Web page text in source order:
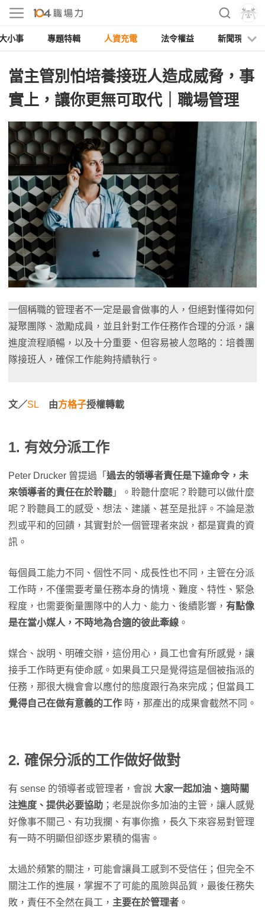
小事 專題特輯 人資充電 法令權益 新聞現場
當主管別怕培養接班人造成威脅，事
實上，讓你更無可取代｜職場管理
一個稱職的管理者不一定是最會做事的人，但絕對懂得如何
凝聚團隊、激勵成員，並且針對工作任務作合理的分派，讓
進度流程順暢，以及十分重要、但容易被人忽略的：培養團
隊接班人，確保工作能夠持續執行。
文／SL 由方格子授權轉載
1. 有效分派工作
Peter Drucker 曾提過「 過去的領導者責任是下達命令，未
來領導者的責任在於聆聽 」。聆聽什麼呢？聆聽可以做什麼
呢？聆聽員工的感受、想法、建議、甚至是批評。不論是激
烈或平和的回饋，其實對於一個管理者來說，都是寶貴的資
訊。
每個員工能力不同、個性不同、成長性也不同，主管在分派
工作時，不僅需要考量任務本身的情境、難度、特性、緊急
程度，也需要衡量團隊中的人力、能力、後續影響， 有點像
是在當小媒人，不時地為合適的彼此牽線 。
媒合、說明、明確交辦，這份用心，員工也會有所感覺，讓
接手工作時更有使命感。如果員工只是覺得這是個被指派的
任務，那很大機會會以應付的態度跟行為來完成；但當員工
覺得自己在做有意義的工作 時，那產出的成果會截然不同。
2. 確保分派的工作做好做對
有 sense 的領導者或管理者，會說 大家一起加油、適時關
注進度、提供必要協助 ；老是說你多加油的主管，讓人感覺
好像事不關己、有功我攔、有事你擔，長久下來容易對管理
有一時不明顯但卻逐步累積的傷害。
太過於頻繁的關注，可能會讓員工感到不受信任；但完全不
關注工作的進展，掌握不了可能的風險與品質，最後任務失
敗，責任不全然在員工， 主要在於管理者 。